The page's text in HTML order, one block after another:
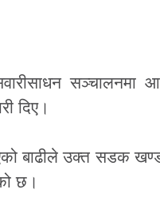
सञ्चालनमा
दिए।
बाढीले उक्त सडक
छ।